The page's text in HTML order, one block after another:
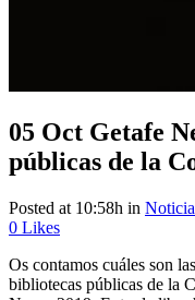
05 Oct Getafe
públicas de la
Posted at 10:58h in
0 Likes
Os contamos cuáles son
bibliotecas públicas de la